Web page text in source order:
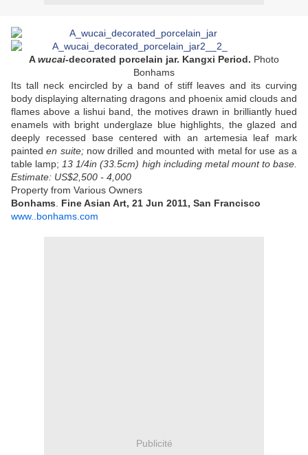
Awucai-decorated porcelain jar. Kangxi Period. Photo
Bonhams
Its tall neck encircled by a band of stiff leaves and its curving
body displaying alternating dragons and phoenix amid clouds and
flames above a lishui band, the motives drawn in brilliantly hued
enamels with bright underglaze blue highlights, the glazed and
deeply recessed base centered with an artemesia leaf mark
painteden suite;now drilled and mounted with metal for use as a
table lamp; 13 1/4in (33.5cm) high including metal mount to base.
Estimate: US$2,500 - 4,000
Property from Various Owners
Bonhams
Fine Asian Art, 21 Jun 2011, San Francisco
www..bonhams.com
Publicité